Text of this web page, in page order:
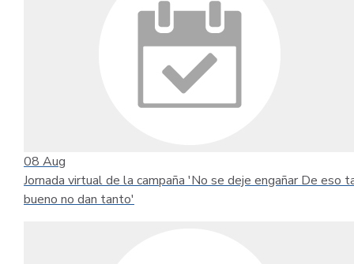
08 Aug
Jornada virtual de la campaña 'No se deje engañar De eso
bueno no dan tanto'